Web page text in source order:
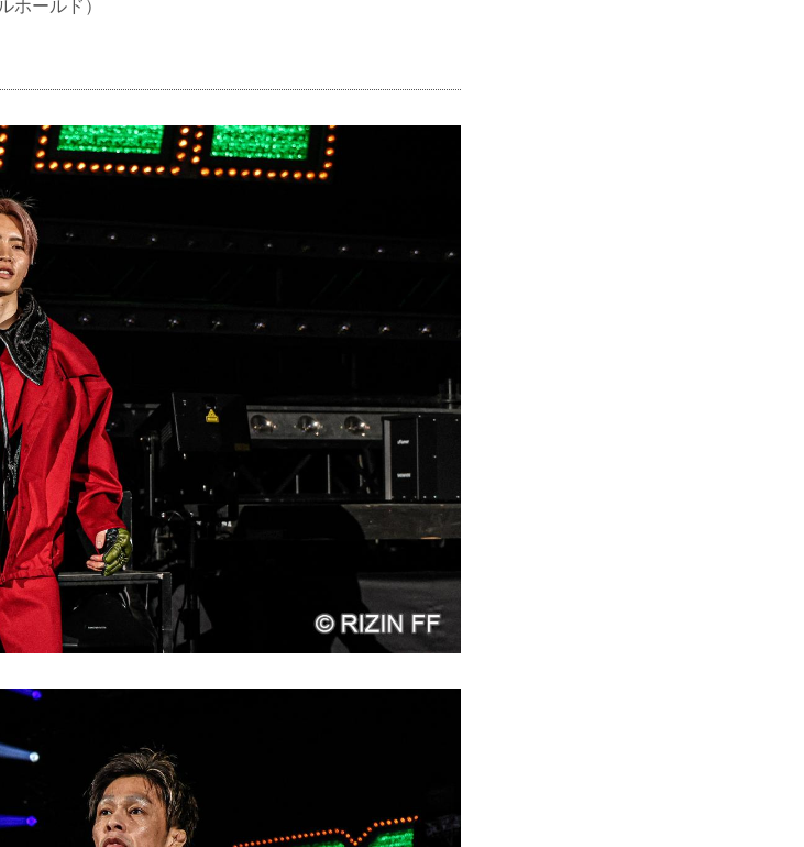
ホールド）